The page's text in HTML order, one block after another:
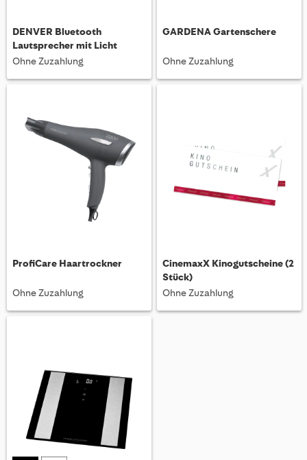
DENVER Bluetooth
Lautsprecher mit Licht
Ohne Zuzahlung
GARDENA Gartenschere
Ohne Zuzahlung
ProfiCare Haartrockner
Ohne Zuzahlung
CinemaxX Kinogutscheine (2
Stück)
Ohne Zuzahlung